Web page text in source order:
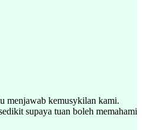
menjawab kemusykilan kami.
supaya tuan boleh memahami